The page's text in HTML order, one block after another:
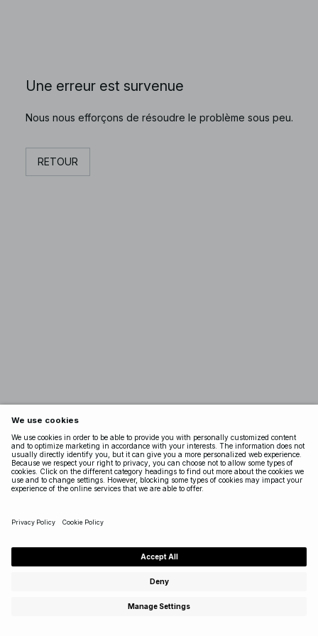
Une erreur est survenue
Nous nous efforçons de résoudre le problème sous peu.
RETOUR